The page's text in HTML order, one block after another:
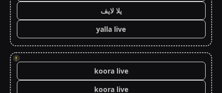
يلا لايف
yalla live
!
koora live
koora live